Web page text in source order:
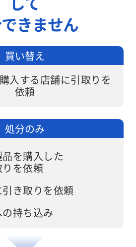
きません
買い替え
入する店舗に引取りを
依頼
処分のみ
を購入した
を依頼
き取りを依頼
持ち込み